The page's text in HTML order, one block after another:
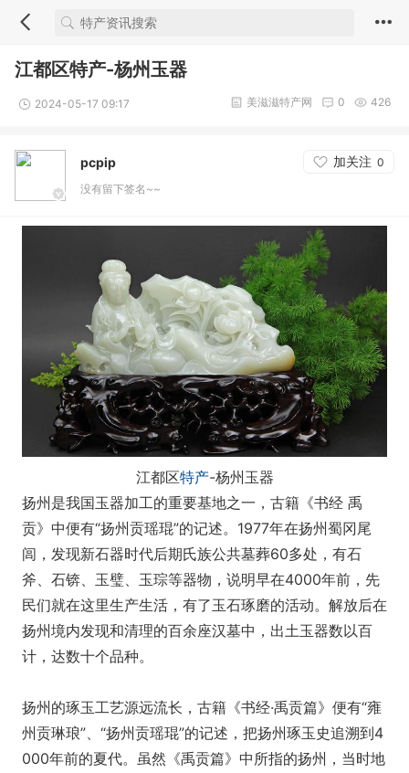
江都区特产-杨州玉器
2024-05-17 09:17 426
0
美滋滋特产网
pcpip 加关注 0
没有留下签名~~
江都区特产-杨州玉器
扬州是我国玉器加工的重要基地之一，古籍《书经 禹
贡》中便有“扬州贡瑶琨”的记述。1977年在扬州蜀冈尾
闾，发现新石器时代后期氏族公共墓葬60多处，有石
斧、石锛、玉璧、玉琮等器物，说明早在4000年前，先
民们就在这里生产生活，有了玉石琢磨的活动。解放后在
扬州境内发现和清理的百余座汉墓中，出土玉器数以百
计，达数十个品种。
扬州的琢玉工艺源远流长，古籍《书经·禹贡篇》便有“雍
州贡琳琅”、“扬州贡瑶琨”的记述，把扬州琢玉史追溯到4
000年前的夏代。虽然《禹贡篇》中所指的扬州，当时地